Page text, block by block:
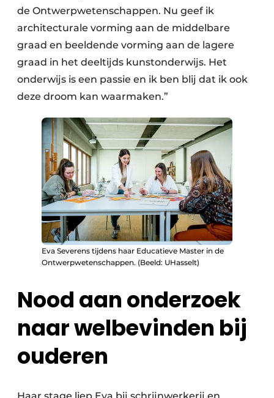
de Ontwerpwetenschappen. Nu geef ik
architecturale vorming aan de middelbare
graad en beeldende vorming aan de lagere
graad in het deeltijds kunstonderwijs. Het
onderwijs is een passie en ik ben blij dat ik ook
deze droom kan waarmaken.”
Eva Severens tijdens haar Educatieve Master in de
Ontwerpwetenschappen. (Beeld: UHasselt)
Nood aan onderzoek
naar welbevinden bij
ouderen